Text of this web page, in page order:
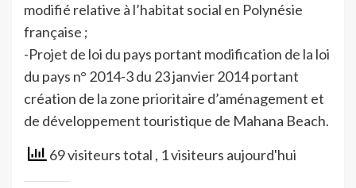
modifié relative à l’habitat social en Polynésie
française ;
-Projet de loi du pays portant modification de la loi
du pays n° 2014-3 du 23 janvier 2014 portant
création de la zone prioritaire d’aménagement et
de développement touristique de Mahana Beach.
69 visiteurs total , 1 visiteurs aujourd'hui